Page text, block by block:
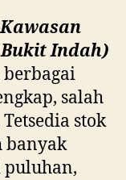
Indah)
salah
stok
banyak